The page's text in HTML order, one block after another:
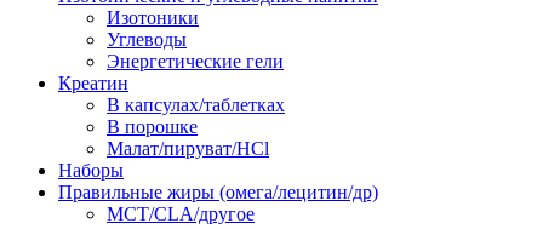
Изотоники
Углеводы
Энергетические гели
Креатин
В капсулах/таблетках
В порошке
Малат/пируват/HCl
Наборы
Правильные жиры (омега/лецитин/др)
MCT/CLA/другое